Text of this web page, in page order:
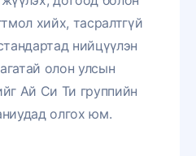
хийх, тасралтгүй
нийцүүлэн
олон улсын
Ай Си Ти группийн
олгох юм.